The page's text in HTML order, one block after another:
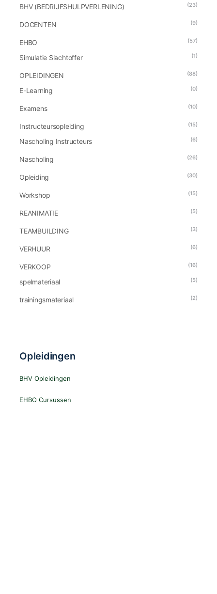
BHV (BEDRIJFSHULPVERLENING) (23)
DOCENTEN (9)
EHBO (57)
Simulatie Slachtoffer (1)
OPLEIDINGEN (88)
E-Learning (0)
Examens (10)
Instructeursopleiding (15)
Nascholing Instructeurs (6)
Nascholing (26)
Opleiding (30)
Workshop (15)
REANIMATIE (5)
TEAMBUILDING (3)
VERHUUR (6)
VERKOOP (16)
spelmateriaal (5)
trainingsmateriaal (2)
Opleidingen
BHV Opleidingen
EHBO Cursussen